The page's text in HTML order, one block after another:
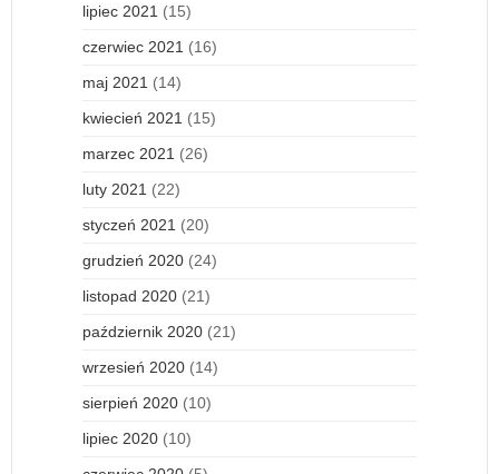
lipiec 2021 (15)
czerwiec 2021 (16)
maj 2021 (14)
kwiecień 2021 (15)
marzec 2021 (26)
luty 2021 (22)
styczeń 2021 (20)
grudzień 2020 (24)
listopad 2020 (21)
październik 2020 (21)
wrzesień 2020 (14)
sierpień 2020 (10)
lipiec 2020 (10)